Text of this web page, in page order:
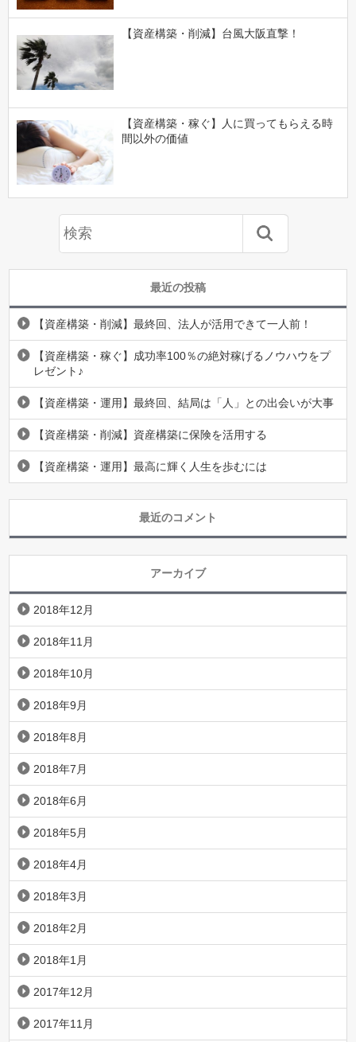
【資産構築・削減】台風大阪直撃！
【資産構築・稼ぐ】人に買ってもらえる時
間以外の価値
最近の投稿
【資産構築・削減】最終回、法人が活用できて一人前！
【資産構築・稼ぐ】成功率100％の絶対稼げるノウハウをプ
レゼント♪
【資産構築・運用】最終回、結局は「人」との出会いが大事
【資産構築・削減】資産構築に保険を活用する
【資産構築・運用】最高に輝く人生を歩むには
最近のコメント
アーカイブ
2018年12月
2018年11月
2018年10月
2018年9月
2018年8月
2018年7月
2018年6月
2018年5月
2018年4月
2018年3月
2018年2月
2018年1月
2017年12月
2017年11月